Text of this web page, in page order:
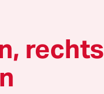
auch noch,
auf
zu der ich Kraft
geleistet habe.
rechts